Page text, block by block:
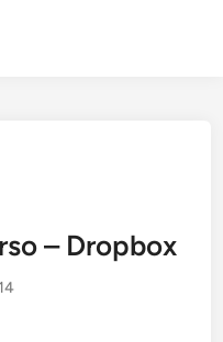
– Dropbox
14